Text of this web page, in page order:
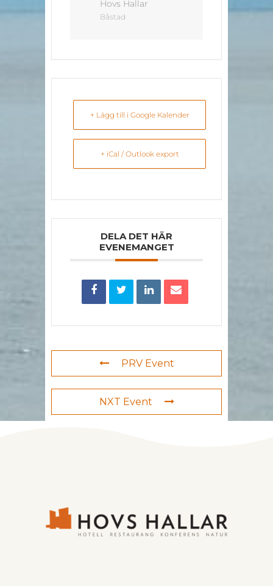
Hovs Hallar
Båstad
+ Lägg till i Google Kalender
+ iCal / Outlook export
DELA DET HÄR
EVENEMANGET
PRV Event
NXT Event